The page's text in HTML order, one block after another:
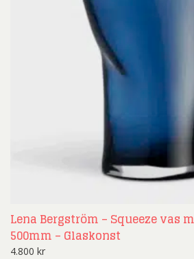
Lena Bergström – Squeeze vas
500mm – Glaskonst
4.800 kr